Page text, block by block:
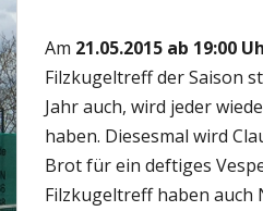
Am 21.05.2015 ab 19:00
Filzkugeltreff der Saison
Jahr auch, wird jeder
haben. Diesesmal wird
Brot für ein deftiges
Filzkugeltreff haben auch